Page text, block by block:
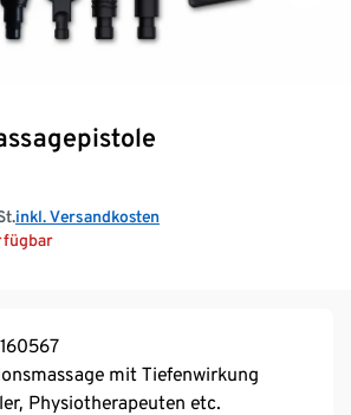
inkl. Versandkosten
mit Tiefenwirkung
Physiotherapeuten etc.